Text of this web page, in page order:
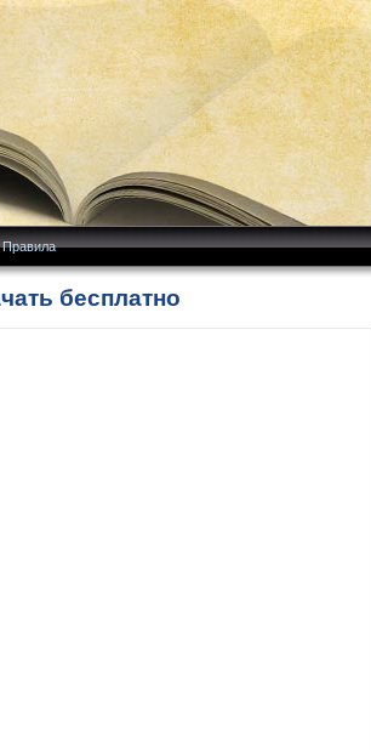
Правила
бесплатно